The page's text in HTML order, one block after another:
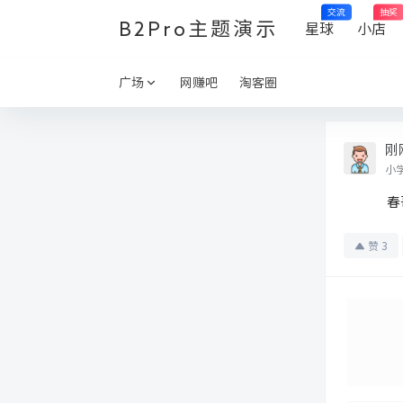
B2Pro主题演示 星球
交流
小店
抽奖
广场 网赚吧 淘客圈
刚
小
春
赞 3